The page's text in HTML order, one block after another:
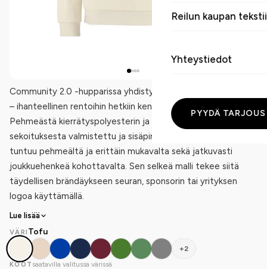
Reilun kaupan
Yhteystiedot
PYYDÄ TARJOUS
Community 2.0 -hupparissa yhdistyy rentous ja urheilullisuus
– ihanteellinen rentoihin hetkiin kentän ulkopuolella.
Pehmeästä kierrätyspolyesterin ja luomupuuvillan
sekoituksesta valmistettu ja sisäpinnalta harjattu huppari
tuntuu pehmeältä ja erittäin mukavalta sekä jatkuvasti
joukkuehenkeä kohottavalta. Sen selkeä malli tekee siitä
täydellisen brändäykseen seuran, sponsorin tai yrityksen
logoa käyttämällä.
Lue lisää
VÄRI Tofu
+2
KOOT saatavilla valitussa värissä